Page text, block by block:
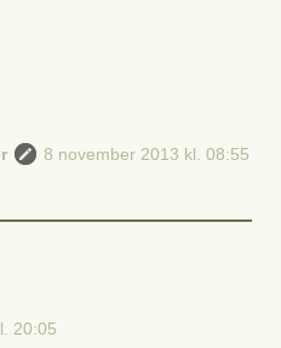
8 november 2013 kl. 08:55
20:05